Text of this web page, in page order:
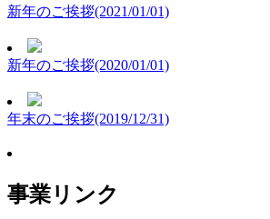
新年のご挨拶(2021/01/01)
新年のご挨拶(2020/01/01)
年末のご挨拶(2019/12/31)
事業リンク